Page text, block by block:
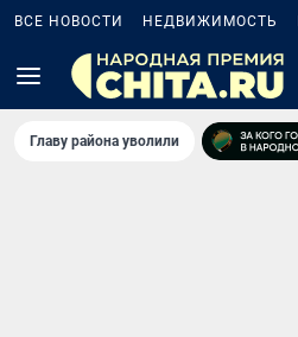
ВСЕ НОВОСТИ НЕДВИЖИМОСТЬ
Главу района уволили